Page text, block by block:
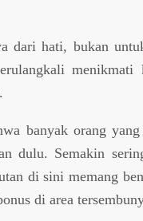
dari hati, bukan
banyak orang
dulu. Semakin
di sini memang
di area